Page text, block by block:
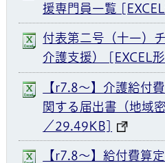
援専門員一覧
付表第二号（十一）
介護支援） [EXCEL
【r7.8〜】介護給付
関する届出書（地域
／29.49KB]
【r7.8〜】給付費算